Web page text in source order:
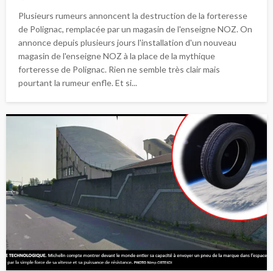
Plusieurs rumeurs annoncent la destruction de la forteresse
de Polignac, remplacée par un magasin de l'enseigne NOZ. On
annonce depuis plusieurs jours l'installation d'un nouveau
magasin de l'enseigne NOZ à la place de la mythique
forteresse de Polignac. Rien ne semble très clair mais
pourtant la rumeur enfle. Et si...